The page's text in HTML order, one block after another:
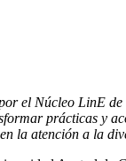
el Núcleo LinE
prácticas y
la atención a la